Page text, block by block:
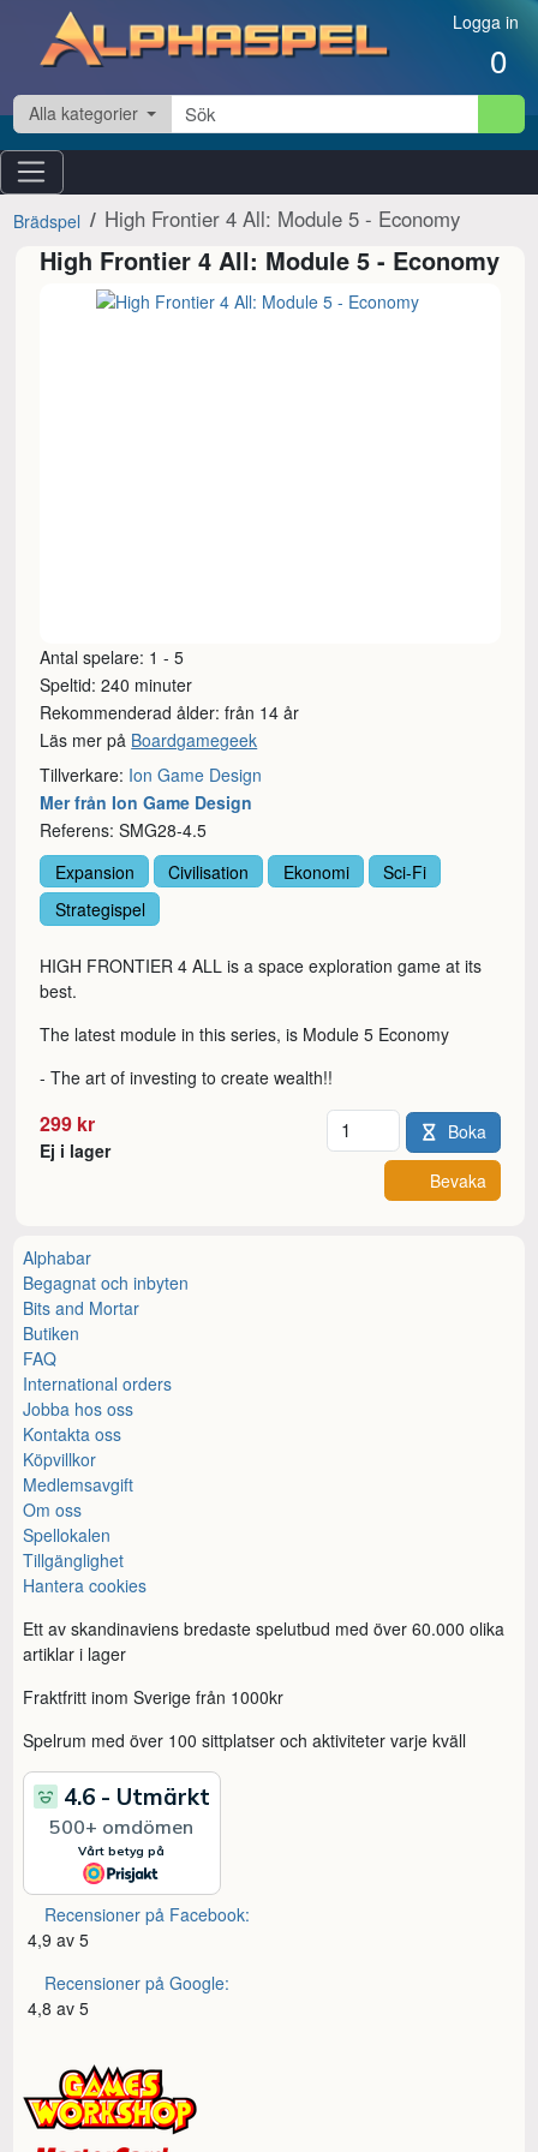
Hoppa till innehåll Logga in
0
Alla kategorier
Brädspel High Frontier 4 All: Module 5 - Economy
High Frontier 4 All: Module 5 - Economy
Antal spelare: 1 - 5
Speltid: 240 minuter
Rekommenderad ålder: från 14 år
Läs mer på Boardgamegeek
Tillverkare: Ion Game Design
Mer från Ion Game Design
Referens: SMG28-4.5
Expansion
Civilisation Ekonomi
Sci-Fi
Strategispel
HIGH FRONTIER 4 ALL is a space exploration game at its
best.
The latest module in this series, is Module 5 Economy
- The art of investing to create wealth!!
299 kr
Ej i lager
Antal Boka
Bevaka
Alphabar
Begagnat och inbyten
Bits and Mortar
Butiken
FAQ
International orders
Jobba hos oss
Kontakta oss
Köpvillkor
Medlemsavgift
Om oss
Spellokalen
Tillgänglighet
Hantera cookies
Ett av skandinaviens bredaste spelutbud med över 60.000 olika
artiklar i lager
Fraktfritt inom Sverige från 1000kr
Spelrum med över 100 sittplatser och aktiviteter varje kväll
Recensioner på Facebook:
4,9 av 5
Recensioner på Google:
4,8 av 5